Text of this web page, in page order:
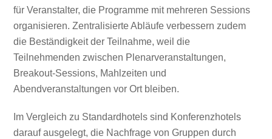
für Veranstalter, die Programme mit mehreren Sessions
organisieren. Zentralisierte Abläufe verbessern zudem
die Beständigkeit der Teilnahme, weil die
Teilnehmenden zwischen Plenarveranstaltungen,
Breakout-Sessions, Mahlzeiten und
Abendveranstaltungen vor Ort bleiben.
Im Vergleich zu Standardhotels sind Konferenzhotels
darauf ausgelegt, die Nachfrage von Gruppen durch